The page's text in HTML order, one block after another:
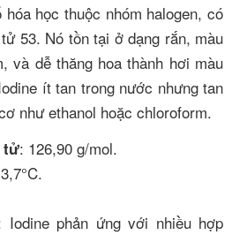
học thuộc nhóm halogen, có
53. Nó tồn tại ở dạng rắn, màu
và dễ thăng hoa thành hơi màu
ít tan trong nước nhưng tan
như ethanol hoặc chloroform.
tử: 126,90 g/mol.
Iodine phản ứng với nhiều hợp